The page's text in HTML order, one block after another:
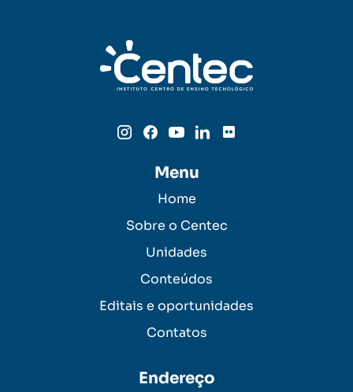
Menu
Home
Sobre o Centec
Unidades
Conteúdos
Editais e oportunidades
Contatos
Endereço